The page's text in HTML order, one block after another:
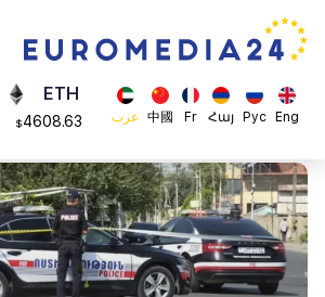
Eng
Рус
Հայ
Fr
中國 عرب
ADA
0.868816
ETH
$4608.63
$213.76